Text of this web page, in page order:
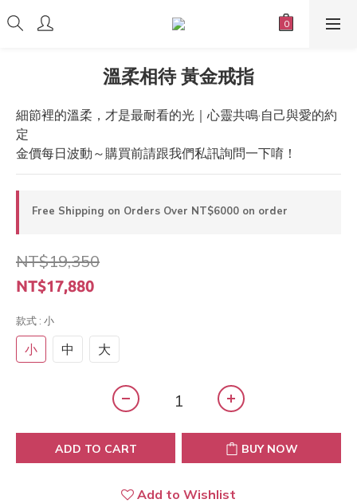
溫柔相待 黃金戒指
細節裡的溫柔，才是最耐看的光｜心靈共鳴·自己與愛的約
定
金價每日波動～購買前請跟我們私訊詢問一下唷！
Free Shipping on Orders Over NT$6000 on order
NT$19,350
NT$17,880
款式 : 小
小 中 大
ADD TO CART BUY NOW
Add to Wishlist